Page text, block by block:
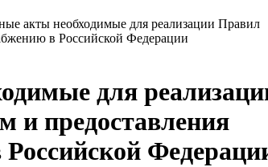
акты необходимые для реализации Правил
в Российской Федерации
для
и предоставления
Российской